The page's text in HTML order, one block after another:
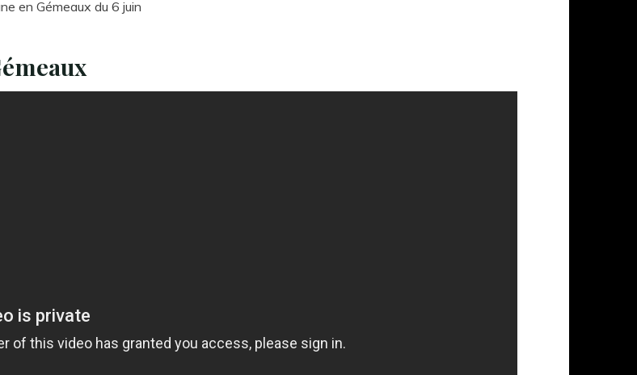
en Gémeaux du 6 juin